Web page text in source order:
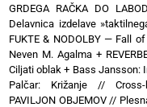
GRDEGA RAČKA DO
Delavnica izdelave
FUKTE & NODOLBY — Fall
Neven M. Agalma+
Ciljati oblak + Bass Jansson:
Palčar: Križanje // Cross-
PAVILJON OBJEMOV //